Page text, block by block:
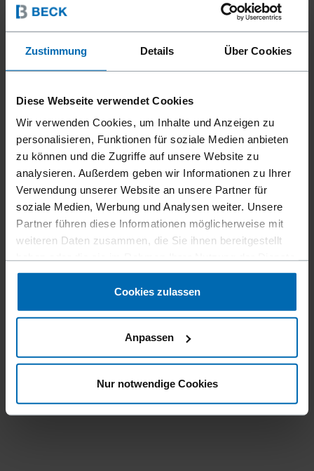
Zustimmung Details Über Cookies
Diese Webseite verwendet Cookies
Wir verwenden Cookies, um Inhalte und Anzeigen zu
personalisieren, Funktionen für soziale Medien anbieten
zu können und die Zugriffe auf unsere Website zu
analysieren. Außerdem geben wir Informationen zu Ihrer
Verwendung unserer Website an unsere Partner für
soziale Medien, Werbung und Analysen weiter. Unsere
Partner führen diese Informationen möglicherweise mit
weiteren Daten zusammen, die Sie ihnen bereitgestellt
gesammelt haben.
Cookies zulassen
Anpassen
Nur notwendige Cookies